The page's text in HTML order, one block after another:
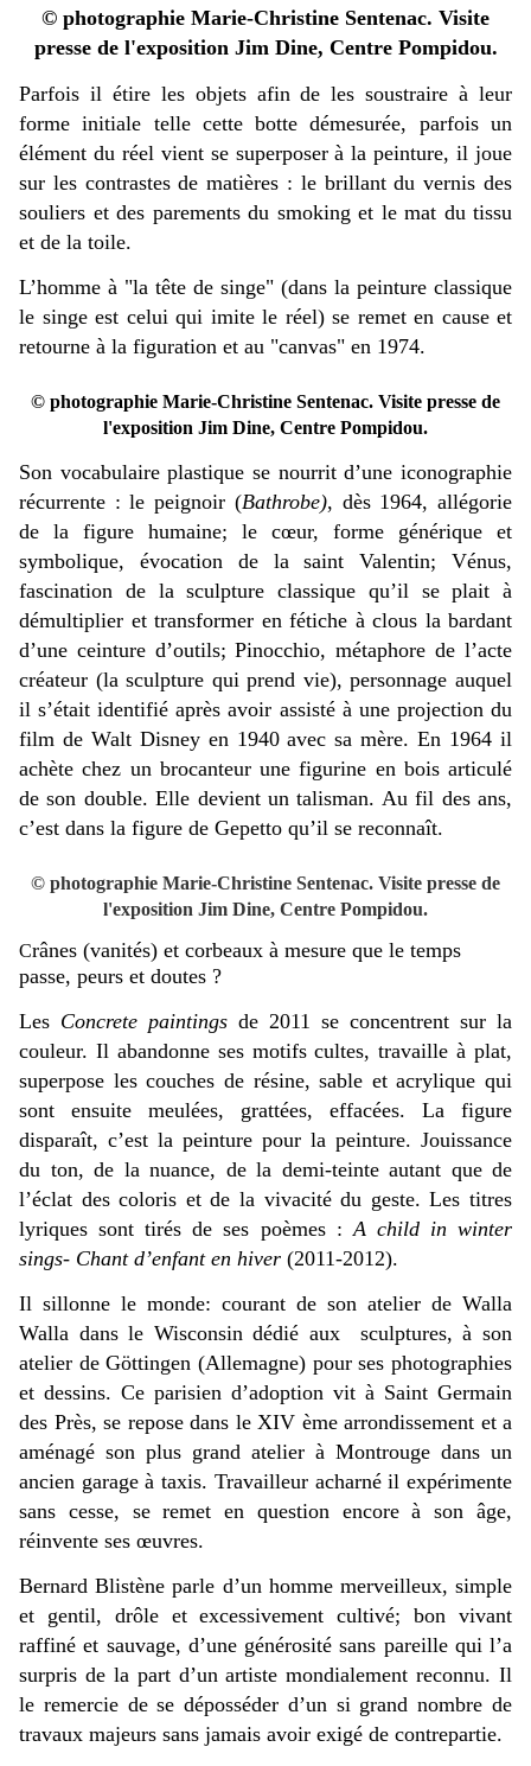
© photographie Marie-Christine Sentenac. Visite
presse de l'exposition Jim Dine, Centre Pompidou.
Parfois il étire les objets afin de les soustraire à leur
forme initiale telle cette botte démesurée, parfois un
élément du réel vient se superposer à la peinture, il joue
sur les contrastes de matières : le brillant du vernis des
souliers et des parements du smoking et le mat du tissu
et de la toile.
L’homme à "la tête de singe" (dans la peinture classique
le singe est celui qui imite le réel) se remet en cause et
retourne à la figuration et au "canvas" en 1974.
© photographie Marie-Christine Sentenac. Visite presse de
l'exposition Jim Dine, Centre Pompidou.
Son vocabulaire plastique se nourrit d’une iconographie
récurrente : le peignoir (Bathrobe), dès 1964, allégorie
de la figure humaine; le cœur, forme générique et
symbolique, évocation de la saint Valentin; Vénus,
fascination de la sculpture classique qu’il se plait à
démultiplier et transformer en fétiche à clous la bardant
d’une ceinture d’outils; Pinocchio, métaphore de l’acte
créateur (la sculpture qui prend vie), personnage auquel
il s’était identifié après avoir assisté à une projection du
film de Walt Disney en 1940 avec sa mère. En 1964 il
achète chez un brocanteur une figurine en bois articulé
de son double. Elle devient un talisman. Au fil des ans,
c’est dans la figure de Gepetto qu’il se reconnaît.
© photographie Marie-Christine Sentenac. Visite presse de
l'exposition Jim Dine, Centre Pompidou.
Crânes (vanités) et corbeaux à mesure que le temps
passe, peurs et doutes ?
Les Concrete paintings de 2011 se concentrent sur la
couleur. Il abandonne ses motifs cultes, travaille à plat,
superpose les couches de résine, sable et acrylique qui
sont ensuite meulées, grattées, effacées. La figure
disparaît, c’est la peinture pour la peinture. Jouissance
du ton, de la nuance, de la demi-teinte autant que de
l’éclat des coloris et de la vivacité du geste. Les titres
lyriques sont tirés de ses poèmes : A child in winter
sings- Chant d’enfant en hiver (2011-2012).
Il sillonne le monde: courant de son atelier de Walla
Walla dans le Wisconsin dédié aux sculptures, à son
atelier de Göttingen (Allemagne) pour ses photographies
et dessins. Ce parisien d’adoption vit à Saint Germain
des Près, se repose dans le XIV ème arrondissement et a
aménagé son plus grand atelier à Montrouge dans un
ancien garage à taxis. Travailleur acharné il expérimente
sans cesse, se remet en question encore à son âge,
réinvente ses œuvres.
Bernard Blistène parle d’un homme merveilleux, simple
et gentil, drôle et excessivement cultivé; bon vivant
raffiné et sauvage, d’une générosité sans pareille qui l’a
surpris de la part d’un artiste mondialement reconnu. Il
le remercie de se déposséder d’un si grand nombre de
travaux majeurs sans jamais avoir exigé de contrepartie.